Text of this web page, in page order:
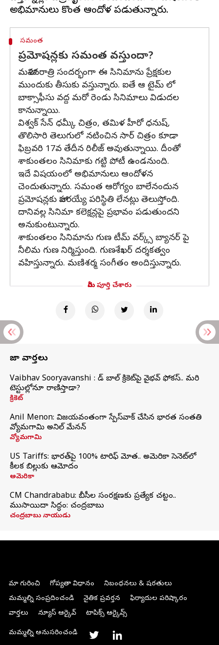
సమంత
ప్రమోషన్లకు సమంత వస్తుందా?
మహాశివరాత్రి సందర్భంగా ఈ సినిమాను ప్రేక్షకుల
ముందుకు తీసుకు వస్తున్నారు. ఐతే ఆ టైమ్ లో
బాక్సాఫీసు వద్ద మరో రెండు సినిమాలు విడుదల
కానున్నాయి.
విశ్వక్ సేన్ ధమ్కీ చిత్రం, తమిళ హీరో ధనుష్,
తొలిసారి తెలుగులో నటించిన సార్ చిత్రం కూడా
ఫిబ్రవరి 17వ తేదీన రిలీజ్ అవుతున్నాయి. దీంతో
శాకుంతలం సినిమాకు గట్టి పోటీ ఉండనుంది.
ఇదే విషయంలో అభిమానులు ఆందోళన
చెందుతున్నారు. సమంత ఆరోగ్యం బాలేనందున
ప్రమోషన్లకు హాజరయ్యే పరిస్థితి లేనట్లు తెలుస్తోంది.
దానివల్ల సినిమా కలెక్షన్లపై ప్రభావం పడుతుందని
అనుకుంటున్నారు.
శాకుంతలం సినిమాను గుణ టీమ్ వర్క్స్ బ్యానర్ పై
నీలిమ గుణ నిర్మిస్తుంది. గుణశేఖర్ దర్శకత్వం
వహిస్తున్నారు. మణిశర్మ సంగీతం అందిస్తున్నారు.
మీరు పూర్తి చేశారు
తాజా వార్తలు
Vaibhav Sooryavanshi : రెడ్ బాల్ క్రికెట్‌పై వైభవ్ ఫోకస్.. మరి
టెస్టుల్లోనూ రాణిస్తాడా?
క్రికెట్
Anil Menon: విజయవంతంగా స్పేస్‌వాక్‌ చేసిన భారత సంతతి
వ్యోమగామి అనిల్‌ మేనన్
వ్యోమగామి
US Tariffs: భారత్‌పై 100% టారిఫ్‌ మోత.. అమెరికా సెనెట్‌లో
కీలక బిల్లుకు ఆమోదం
అమెరికా
CM Chandrababu: బీసీల సంరక్షణకు ప్రత్యేక చట్టం..
ముసాయిదా సిద్ధం: చంద్రబాబు
చంద్రబాబు నాయుడు
మా గురించి గోప్యతా విధానం
నిబంధనలు & షరతులు
మమ్మల్ని సంప్రదించండి
నైతిక ప్రవర్తన
ఫిర్యాదుల పరిష్కారం
వార్తలు
న్యూస్ ఆర్కైవ్ టాపిక్స్ ఆర్కైవ్స్
మమ్మల్ని అనుసరించండి